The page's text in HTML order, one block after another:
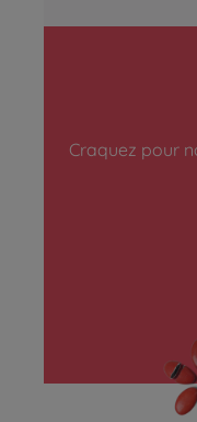
Craquez pour